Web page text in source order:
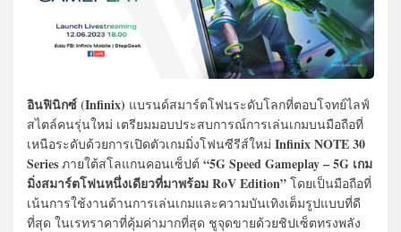
อินฟินิกซ์ (Infinix) แบรนด์สมาร์ตโฟนระดับโลกที่ตอบโจทย์ไลฟ์
สไตล์คนรุ่นใหม่ เตรียมมอบประสบการณ์การเล่นเกมบนมือถือที่
เหนือระดับด้วยการเปิดตัวเกมมิ่งโฟนซีรีส์ใหม่ Infinix NOTE 30
Series ภายใต้สโลแกนคอนเซ็ปต์ “5G Speed Gameplay – 5G เกม
มิ่งสมาร์ตโฟนหนึ่งเดียวที่มาพร้อม RoV Edition” โดยเป็นมือถือที่
เน้นการใช้งานด้านการเล่นเกมและความบันเทิงเต็มรูปแบบที่ดี
ที่สุด ในเรทราคาที่คุ้มค่ามากที่สุด ชูจุดขายด้วยชิปเซ็ตทรงพลัง